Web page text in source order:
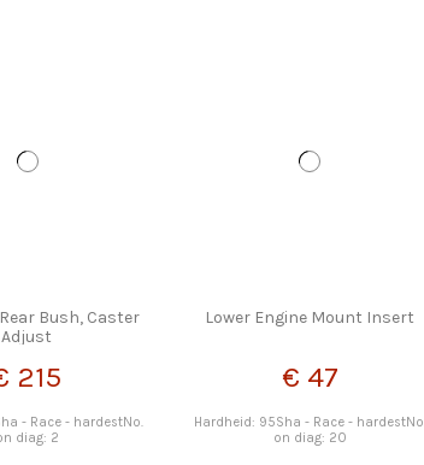
Bush, Caster
Adjust
215
- Race - hardestNo.
diag: 2
Lower Engine Mount Insert
€ 47
Hardheid: 95Sha - Race - hardestNo.
on diag: 20